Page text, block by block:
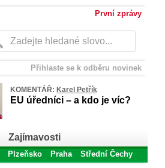
První zprávy
Přihlaste se k odběru novinek
KOMENTÁŘ: Karel Petřík
EU úředníci – a kdo je víc?
Zajímavosti
Plzeňsko Praha
Střední Čechy